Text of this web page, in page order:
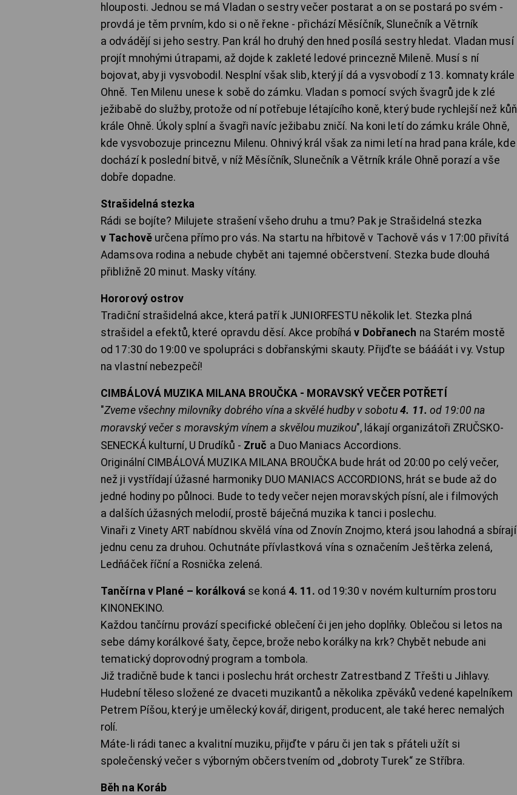
hlouposti. Jednou se má Vladan o sestry večer postarat a on se postará po svém -
provdá je těm prvním, kdo si o ně řekne - přichází Měsíčník, Slunečník a Větrník
a odvádějí si jeho sestry. Pan král ho druhý den hned posílá sestry hledat. Vladan musí
projít mnohými útrapami, až dojde k zakleté ledové princezně Mileně. Musí s ní
bojovat, aby ji vysvobodil. Nesplní však slib, který jí dá a vysvobodí z 13. komnaty krále
Ohně. Ten Milenu unese k sobě do zámku. Vladan s pomocí svých švagrů jde k zlé
ježibabě do služby, protože od ní potřebuje létajícího koně, který bude rychlejší než kůň
krále Ohně. Úkoly splní a švagři navíc ježibabu zničí. Na koni letí do zámku krále Ohně,
kde vysvobozuje princeznu Milenu. Ohnivý král však za nimi letí na hrad pana krále, kde
dochází k poslední bitvě, v níž Měsíčník, Slunečník a Větrník krále Ohně porazí a vše
dobře dopadne.
Strašidelná stezka
Rádi se bojíte? Milujete strašení všeho druhu a tmu? Pak je Strašidelná stezka
v Tachověurčena přímo pro vás. Na startu na hřbitově v Tachově vás v 17:00 přivítá
Adamsova rodina a nebude chybět ani tajemné občerstvení. Stezka bude dlouhá
přibližně 20 minut. Masky vítány.
Hororový ostrov
Tradiční strašidelná akce, která patří k JUNIORFESTU několik let. Stezka plná
strašidel a efektů, které opravdu děsí. Akce probíháv Dobřanech na Starém mostě
od 17:30 do 19:00 ve spolupráci s dobřanskými skauty. Přijďte se báááát i vy. Vstup
na vlastní nebezpečí!
CIMBÁLOVÁ MUZIKA MILANA BROUČKA - MORAVSKÝ VEČER POTŘETÍ
"Zveme všechny milovníky dobrého vína a skvělé hudby v sobotu4. 11. od 19:00 na
moravský večer s moravským vínem a skvělou muzikou", lákají organizátoři ZRUČSKO-
SENECKÁ kulturní, U Drudíků - Zruč a Duo Maniacs Accordions.
Originální CIMBÁLOVÁ MUZIKA MILANA BROUČKA bude hrát od 20:00 po celý večer,
než ji vystřídají úžasné harmoniky DUO MANIACS ACCORDIONS, hrát se bude až do
jedné hodiny po půlnoci. Bude to tedy večer nejen moravských písní, ale i filmových
a dalších úžasných melodií, prostě báječná muzika k tanci i poslechu.
Vinaři z Vinety ART nabídnou skvělá vína od Znovín Znojmo, která jsou lahodná a sbírají
jednu cenu za druhou. Ochutnáte přívlastková vína s označením Ještěrka zelená,
Ledňáček říční a Rosnička zelená.
Tančírna v Plané – korálková se koná 4. 11. od 19:30 v novém kulturním prostoru
KINONEKINO.
Každou tančírnu provází specifické oblečení či jen jeho doplňky. Oblečou si letos na
sebe dámy korálkové šaty, čepce, brože nebo korálky na krk? Chybět nebude ani
tematický doprovodný program a tombola.
Již tradičně bude k tanci i poslechu hrát orchestr Zatrestband Z Třešti u Jihlavy.
Hudební těleso složené ze dvaceti muzikantů a několika zpěváků vedené kapelníkem
Petrem Píšou, který je umělecký kovář, dirigent, producent, ale také herec nemalých
rolí.
Máte-li rádi tanec a kvalitní muziku, přijďte v páru či jen tak s přáteli užít si
společenský večer s výborným občerstvením od „dobroty Turek“ ze Stříbra.
Běh na Koráb